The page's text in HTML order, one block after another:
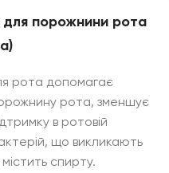
для порожнини рота
рота допомагає
рота, зменшує
в ротовій
що викликають
спирту.